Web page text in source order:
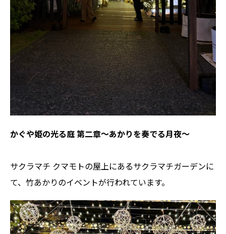
かぐや姫の光る庭 第二章～あかりを奏でる月夜～
サクラマチ クマモトの屋上にあるサクラマチガーデンに
て、竹あかりのイベントが行われています。